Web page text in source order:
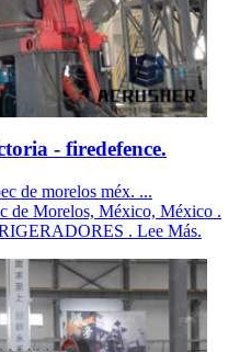
- firedefence.
de morelos méx. ...
de Morelos, México, México .
. Lee Más.